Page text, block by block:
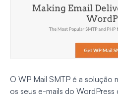
O WP Mail SMTP é a solução
os seus e-mails do